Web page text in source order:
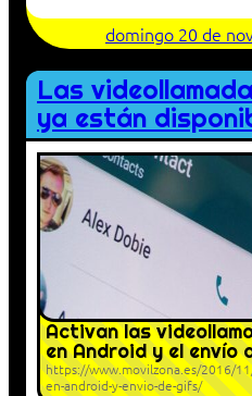
domingo 20 de
Las
ya están
Activan las
en Android y el envío
https://www.movilzona.es/2016/
en-android-y-envio-de-gifs/